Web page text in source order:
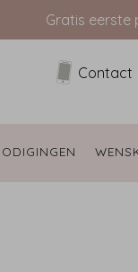
Gratis eerste
Contact